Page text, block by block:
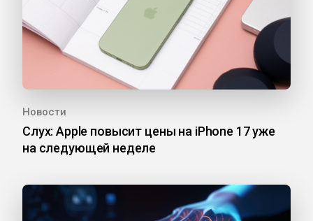
Новости
Слух: Apple повысит цены на iPhone 17 уже
на следующей неделе